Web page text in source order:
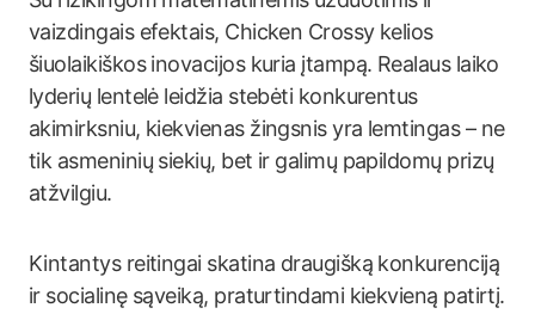
vaizdingais efektais, Chicken Crossy kelios
šiuolaikiškos inovacijos kuria įtampą. Realaus laiko
lyderių lentelė leidžia stebėti konkurentus
akimirksniu, kiekvienas žingsnis yra lemtingas – ne
tik asmeninių siekių, bet ir galimų papildomų prizų
atžvilgiu.
Kintantys reitingai skatina draugišką konkurenciją
ir socialinę sąveiką, praturtindami kiekvieną patirtį.